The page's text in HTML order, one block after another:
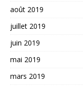
août 2019
juillet 2019
juin 2019
mai 2019
mars 2019